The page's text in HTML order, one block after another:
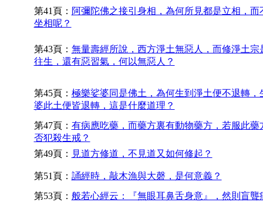
第41頁： 阿彌陀佛之接引身相，為何所見都是立相，而
坐相呢？
第43頁： 無量壽經所說，西方淨土無惡人，而修淨土宗
往生，還有惡習氣，何以無惡人？
第45頁： 極樂娑婆同是佛土，為何生到淨土便不退轉，
婆此土便皆退轉，這是什麼道理？
第47頁： 有病應吃藥，而藥方裏有動物藥方，若服此藥
否犯殺生戒？
第49頁： 見道方修道，不見道又如何修起？
第51頁： 誦經時，敲木漁與大磬，是何意義？
第53頁： 般若心經云：『無眼耳鼻舌身意』，然則盲聾